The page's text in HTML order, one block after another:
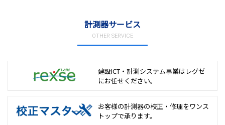
計測器サービス
OTHER SERVICE
建設ICT・計測システム事業は レグゼ
にお任せください。
お客様の計測器の校正・修理をワンス
トップで承ります。